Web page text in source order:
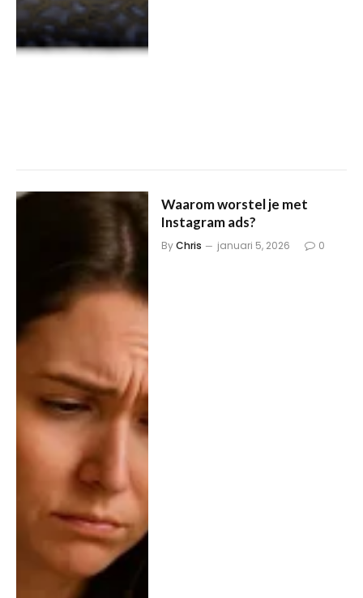
Waarom worstel je met
Instagram ads?
ByChris januari 5, 2026 0